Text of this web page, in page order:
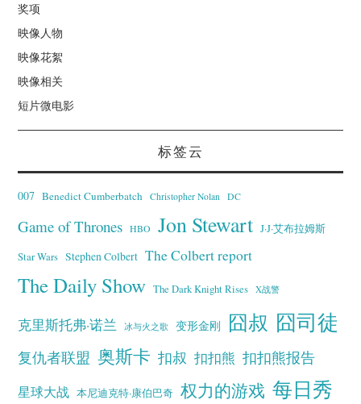
奖项
映像人物
映像花絮
映像相关
短片微电影
标签云
007 Benedict Cumberbatch Christopher Nolan DC
Game of Thrones HBO Jon Stewart J·J·艾布拉姆斯
Star Wars Stephen Colbert The Colbert report
The Daily Show The Dark Knight Rises X战警
克里斯托弗·诺兰 冰与火之歌 变形金刚 囧叔 囧司徒
复仇者联盟 奥斯卡 扣叔 扣扣熊 扣扣熊报告
星球大战 本尼迪克特·康伯巴奇 权力的游戏 每日秀